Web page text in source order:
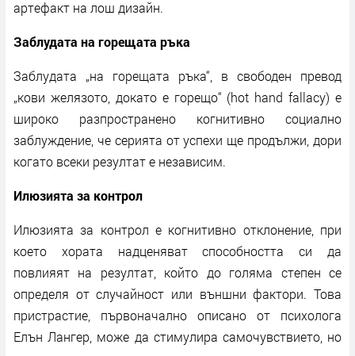
артефакт на лош дизайн.
Заблудата на горещата ръка
Заблудата „на горещата ръка“, в свободен превод
„кови желязото, докато е горещо“ (hot hand fallacy) е
широко разпространено когнитивно социално
заблуждение, че серията от успехи ще продължи, дори
когато всеки резултат е независим.
Илюзията за контрол
Илюзията за контрол е когнитивно отклонение, при
което хората надценяват способността си да
повлияят на резултат, който до голяма степен се
определя от случайност или външни фактори. Това
пристрастие, първоначално описано от психолога
Елън Лангер, може да стимулира самочувствието, но